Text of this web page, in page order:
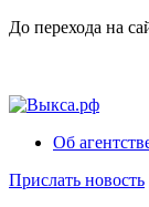
До перехода на
Об
Прислать новость